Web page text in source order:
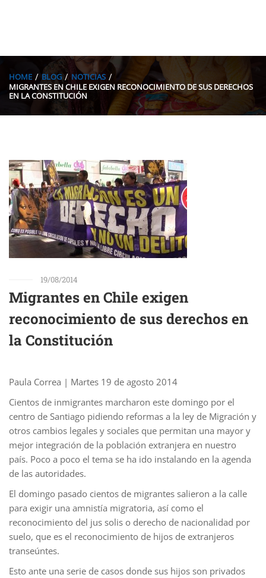
HOME BLOG
NOTICIAS
MIGRANTES EN CHILE EXIGEN RECONOCIMIENTO DE SUS DERECHOS
EN LA CONSTITUCIÓN
19/08/2014
Migrantes en Chile exigen
reconocimiento de sus derechos en
la Constitución
Paula Correa | Martes 19 de agosto 2014
Cientos de inmigrantes marcharon este domingo por el
centro de Santiago pidiendo reformas a la ley de Migración y
otros cambios legales y sociales que permitan una mayor y
mejor integración de la población extranjera en nuestro
país. Poco a poco el tema se ha ido instalando en la agenda
de las autoridades.
El domingo pasado cientos de migrantes salieron a la calle
para exigir una amnistía migratoria, así como el
reconocimiento del jus solis o derecho de nacionalidad por
suelo, que es el reconocimiento de hijos de extranjeros
transeúntes.
Esto ante una serie de casos donde sus hijos son privados